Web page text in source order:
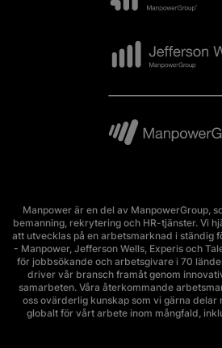
Manpower är en del av ManpowerGroup,
bemanning, rekrytering och HR-tjänster. Vi
att utvecklas på en arbetsmarknad i ständig
- Manpower, Jefferson Wells, Experis och
för jobbsökande och arbetsgivare i 70
driver vår bransch framåt genom
samarbeten. Våra återkommande
oss ovärderlig kunskap som vi gärna delar
globalt för vårt arbete inom mångfald,